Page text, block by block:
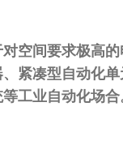
空间要求极高的
紧凑型自动化
工业自动化场合